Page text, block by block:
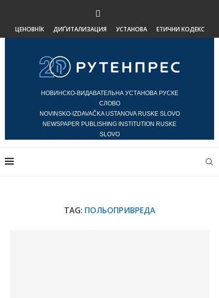
ЦЕНОВНЇК ДИҐИТАЛИЗАЦИЯ УСТАНОВА ЕТИЧНИ КОДЕКС
НОВИНСКО-ВИДАВАТЕЛЬНА УСТАНОВА РУСКЕ
СЛОВО
NOVINSKO-IZDAVAČKA USTANOVA RUSKE SLOVO
NEWSPAPER PUBLISHING INSTITUTION RUSKE
SLOVO
TAG: ПОЛЬОПРИВРЕДА